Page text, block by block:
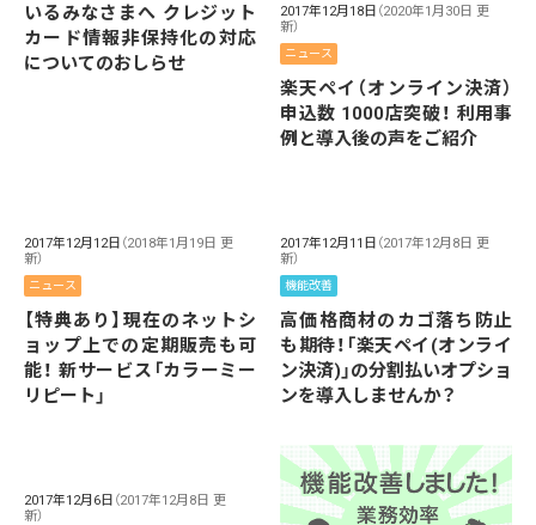
いるみなさまへ クレジット
カード情報非保持化の対応
についてのおしらせ
2017年12月18日 （2020年1月30日 更
新）
ニュース
楽天ペイ（オンライン決済）
申込数 1000店突破！ 利用事
例と導入後の声をご紹介
2017年12月12日 （2018年1月19日 更
新）
ニュース
【特典あり】現在のネットシ
ョップ上での定期販売も可
能！ 新サービス「カラーミー
リピート」
2017年12月11日 （2017年12月8日 更
新）
機能改善
高価格商材のカゴ落ち防止
も期待！「楽天ペイ(オンライ
ン決済)」の分割払いオプショ
ンを導入しませんか？
2017年12月6日 （2017年12月8日 更
新）